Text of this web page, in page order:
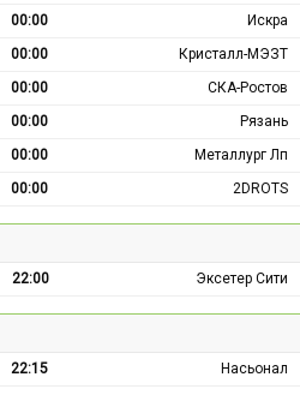
00:00
Искра
00:00
Кристалл-МЭЗТ
00:00
СКА-Ростов
00:00
Рязань
00:00
Металлург Лп
00:00 2DROTS
22:00 Эксетер Сити
22:15 Насьонал